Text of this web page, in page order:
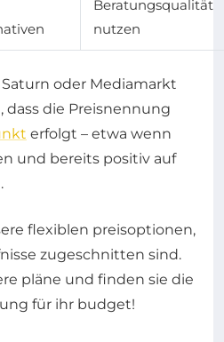
Beratungsqualität
nutzen
oder Mediamarkt
dass die Preisnennung
erfolgt – etwa wenn
und bereits positiv auf